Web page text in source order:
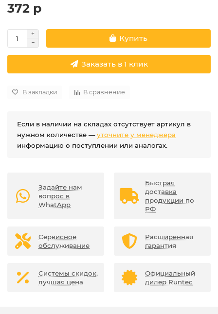
372 р
Купить
Заказать в 1 клик
В закладки В сравнение
Если в наличии на складах отсутствует артикул в
нужном количестве —уточните у менеджера
информацию о поступлении или аналогах.
Задайте нам
вопрос в
WhatApp
Быстрая
доставка
продукции по
РФ
Сервисное
обслуживание
Расширенная
гарантия
Системы скидок,
лучшая цена
Официальный
дилер Runtec